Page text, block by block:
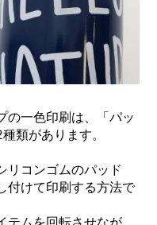
の一色印刷は、「パッ
類があります。
リコンゴムのパッド
付けて印刷する方法で
テムを回転させなが